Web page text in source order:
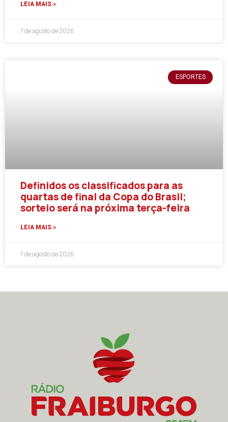
LEIA MAIS »
7 de agosto de 2026
ESPORTES
Definidos os classificados para as
quartas de final da Copa do Brasil;
sorteio será na próxima terça-feira
LEIA MAIS »
7 de agosto de 2026